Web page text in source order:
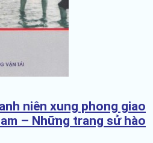
niên xung phong giao
– Những trang sử hào